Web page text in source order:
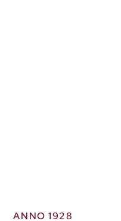
ANNO 1928